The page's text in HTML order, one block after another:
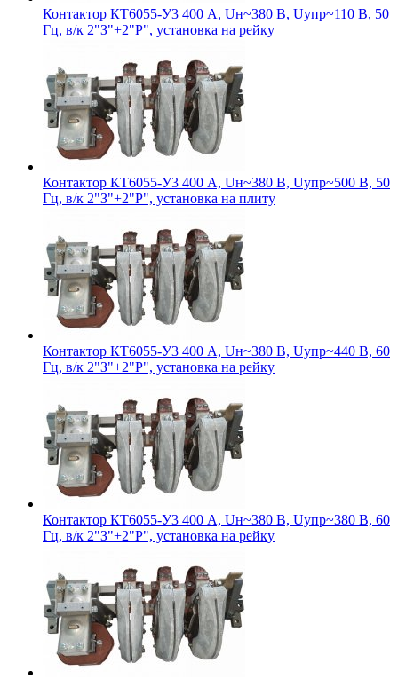
Контактор КТ6055-У3 400 А, Uн~380 В, Uупр~110 В, 50
Гц, в/к 2"З"+2"Р", установка на рейку
Контактор КТ6055-У3 400 А, Uн~380 В, Uупр~500 В, 50
Гц, в/к 2"З"+2"Р", установка на плиту
Контактор КТ6055-У3 400 А, Uн~380 В, Uупр~440 В, 60
Гц, в/к 2"З"+2"Р", установка на рейку
Контактор КТ6055-У3 400 А, Uн~380 В, Uупр~380 В, 60
Гц, в/к 2"З"+2"Р", установка на рейку